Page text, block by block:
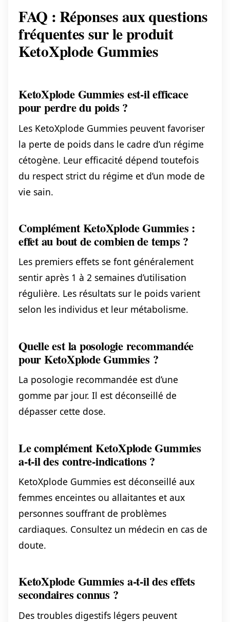
FAQ : Réponses aux questions
fréquentes sur le produit
KetoXplode Gummies
KetoXplode Gummies est-il efficace
pour perdre du poids ?
Les KetoXplode Gummies peuvent favoriser
la perte de poids dans le cadre d’un régime
cétogène. Leur efficacité dépend toutefois
du respect strict du régime et d’un mode de
vie sain.
Complément KetoXplode Gummies :
effet au bout de combien de temps ?
Les premiers effets se font généralement
sentir après 1 à 2 semaines d’utilisation
régulière. Les résultats sur le poids varient
selon les individus et leur métabolisme.
Quelle est la posologie recommandée
pour KetoXplode Gummies ?
La posologie recommandée est d’une
gomme par jour. Il est déconseillé de
dépasser cette dose.
Le complément KetoXplode Gummies
a-t-il des contre-indications ?
KetoXplode Gummies est déconseillé aux
femmes enceintes ou allaitantes et aux
personnes souffrant de problèmes
cardiaques. Consultez un médecin en cas de
doute.
KetoXplode Gummies a-t-il des effets
secondaires connus ?
Des troubles digestifs légers peuvent